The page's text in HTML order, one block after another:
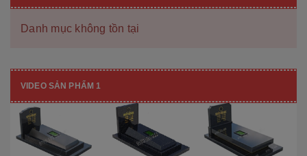
Danh mục không tồn tại
VIDEO SẢN PHẨM 1